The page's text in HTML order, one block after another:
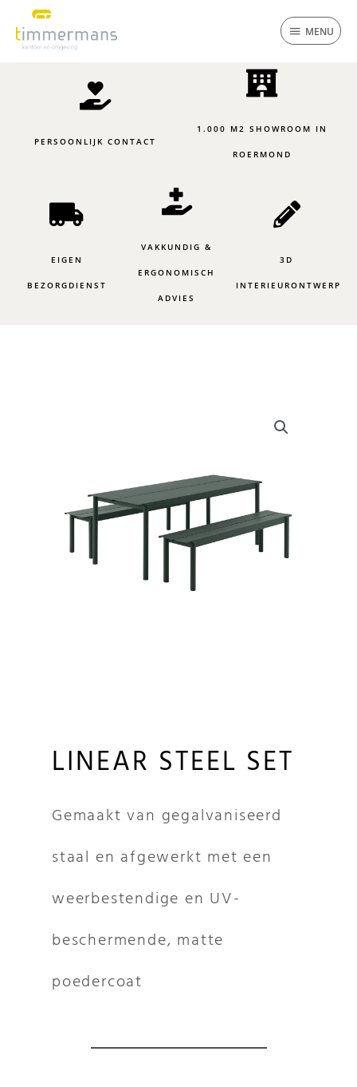
inhoud
MENU
PERSOONLIJK CONTACT
1.000 M2 SHOWROOM IN
ROERMOND
EIGEN
BEZORGDIENST
VAKKUNDIG &
ERGONOMISCH
ADVIES
3D
INTERIEURONTWERP
LINEAR STEEL SET
Gemaakt van gegalvaniseerd
staal en afgewerkt met een
weerbestendige en UV-
beschermende, matte
poedercoat